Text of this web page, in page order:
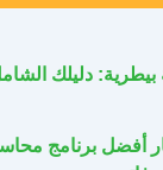
بيطرية: دليلك
أفضل برنامج